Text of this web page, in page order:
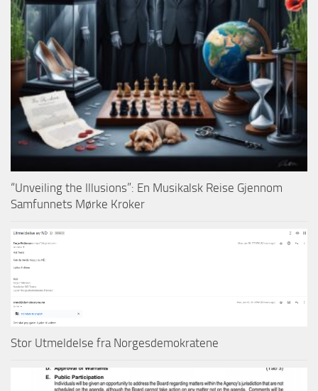
“Unveiling the Illusions”: En Musikalsk Reise Gjennom
Samfunnets Mørke Kroker
Stor Utmeldelse fra Norgesdemokratene